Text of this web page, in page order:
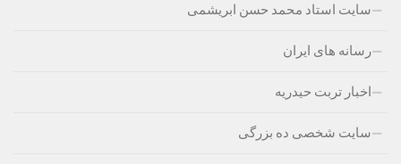
سایت استاد محمد حسن ابریشمی
رسانه های ایران
اخبار تربت حیدریه
سایت شخصی ده بزرگی